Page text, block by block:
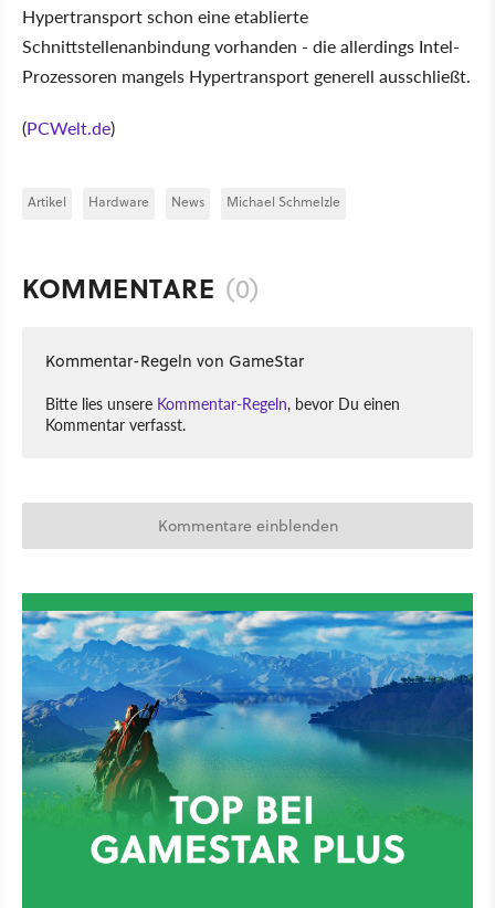
Hypertransport schon eine etablierte
Schnittstellenanbindung vorhanden - die allerdings Intel-
Prozessoren mangels Hypertransport generell ausschließt.
(PCWelt.de)
Artikel Hardware News Michael Schmelzle
KOMMENTARE (0)
Kommentar-Regeln von GameStar
Bitte lies unsere Kommentar-Regeln, bevor Du einen
Kommentar verfasst.
Kommentare einblenden